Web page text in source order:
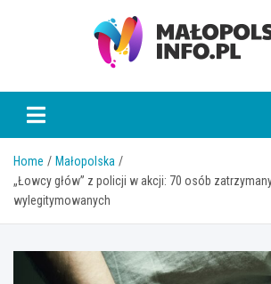
Małopolska
Home
Małopolska
„Łowcy głów” z policji w akcji: 70 osób
wylegitymowanych